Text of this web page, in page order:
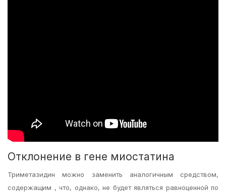
Отклонение в гене миостатина
Триметазидин можно заменить аналогичным средством,
содержащим , что, однако, не будет являться равноценной по